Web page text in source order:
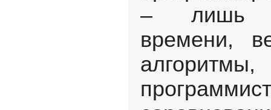
– лишь
времени,